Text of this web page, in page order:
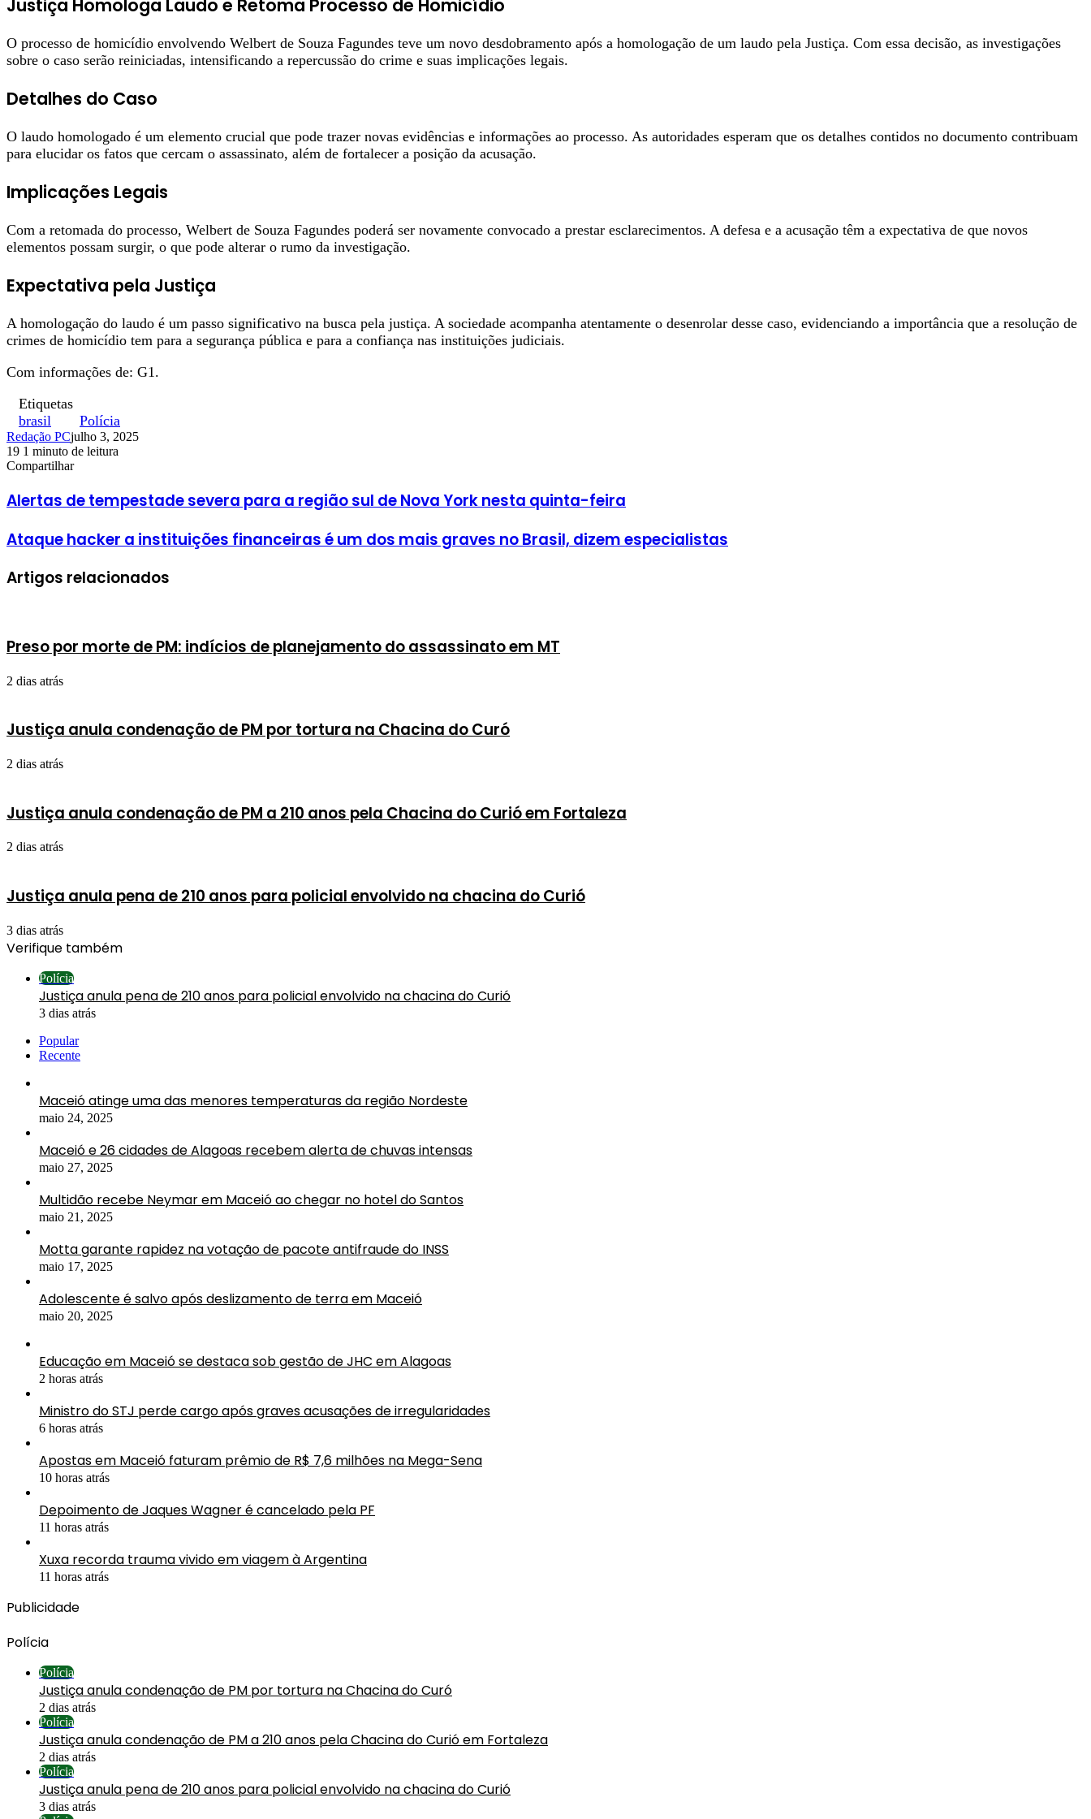
Justiça Homologa Laudo e Retoma Processo de Homicídio
O processo de homicídio envolvendo Welbert de Souza Fagundes teve um novo desdobramento após a homologação de um laudo pela Justiça. Com essa decisão, as investigações
sobre o caso serão reiniciadas, intensificando a repercussão do crime e suas implicações legais.
Detalhes do Caso
O laudo homologado é um elemento crucial que pode trazer novas evidências e informações ao processo. As autoridades esperam que os detalhes contidos no documento contribuam
para elucidar os fatos que cercam o assassinato, além de fortalecer a posição da acusação.
Implicações Legais
Com a retomada do processo, Welbert de Souza Fagundes poderá ser novamente convocado a prestar esclarecimentos. A defesa e a acusação têm a expectativa de que novos
elementos possam surgir, o que pode alterar o rumo da investigação.
Expectativa pela Justiça
A homologação do laudo é um passo significativo na busca pela justiça. A sociedade acompanha atentamente o desenrolar desse caso, evidenciando a importância que a resolução de
crimes de homicídio tem para a segurança pública e para a confiança nas instituições judiciais.
Com informações de: G1.
Etiquetas
brasil
Polícia
Redação PCjulho 3, 2025
19 1 minuto de leitura
Facebook
X
Linkedin
Pinterest
WhatsApp
Telegram
Compartilhar
Alertas de tempestade severa para a região sul de Nova York nesta quinta-feira
Ataque hacker a instituições financeiras é um dos mais graves no Brasil, dizem especialistas
Artigos relacionados
Preso por morte de PM: indícios de planejamento do assassinato em MT
2 dias atrás
Justiça anula condenação de PM por tortura na Chacina do Curó
2 dias atrás
Justiça anula condenação de PM a 210 anos pela Chacina do Curió em Fortaleza
2 dias atrás
Justiça anula pena de 210 anos para policial envolvido na chacina do Curió
3 dias atrás
Verifique também
Polícia
Justiça anula pena de 210 anos para policial envolvido na chacina do Curió
3 dias atrás
Popular
Recente
Maceió atinge uma das menores temperaturas da região Nordeste
maio 24, 2025
Maceió e 26 cidades de Alagoas recebem alerta de chuvas intensas
maio 27, 2025
Multidão recebe Neymar em Maceió ao chegar no hotel do Santos
maio 21, 2025
Motta garante rapidez na votação de pacote antifraude do INSS
maio 17, 2025
Adolescente é salvo após deslizamento de terra em Maceió
maio 20, 2025
Educação em Maceió se destaca sob gestão de JHC em Alagoas
2 horas atrás
Ministro do STJ perde cargo após graves acusações de irregularidades
6 horas atrás
Apostas em Maceió faturam prêmio de R$ 7,6 milhões na Mega-Sena
10 horas atrás
Depoimento de Jaques Wagner é cancelado pela PF
11 horas atrás
Xuxa recorda trauma vivido em viagem à Argentina
11 horas atrás
Publicidade
Polícia
Polícia
Justiça anula condenação de PM por tortura na Chacina do Curó
2 dias atrás
Polícia
Justiça anula condenação de PM a 210 anos pela Chacina do Curió em Fortaleza
2 dias atrás
Polícia
Justiça anula pena de 210 anos para policial envolvido na chacina do Curió
3 dias atrás